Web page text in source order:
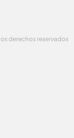
derechos reservados